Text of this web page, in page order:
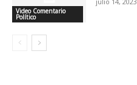
Video Comentario
Político